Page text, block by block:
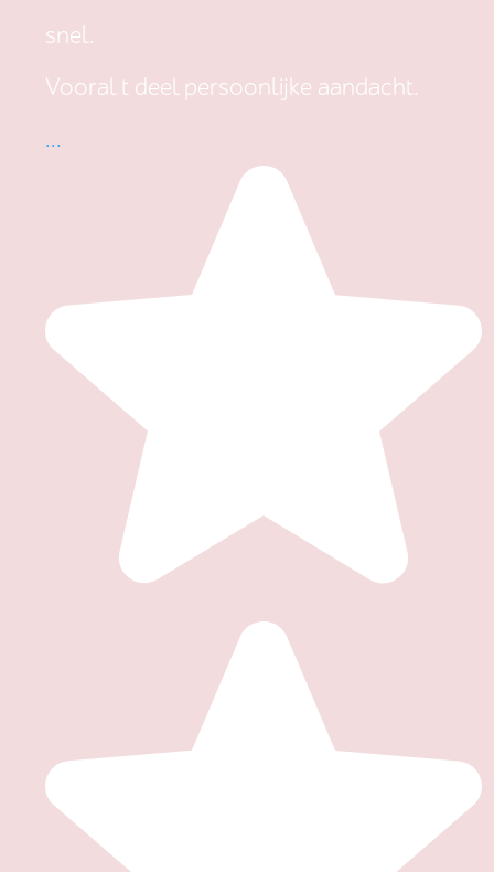
snel.
Vooral t deel persoonlijke aandacht.
...